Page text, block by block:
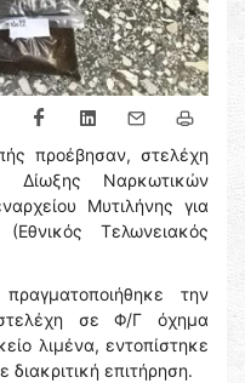
προέβησαν, στελέχη
Δίωξης Ναρκωτικών
Μυτιλήνης για
Τελωνειακός
την
σε Φ/Γ όχημα
λιμένα, εντοπίστηκε
επιτήρηση.